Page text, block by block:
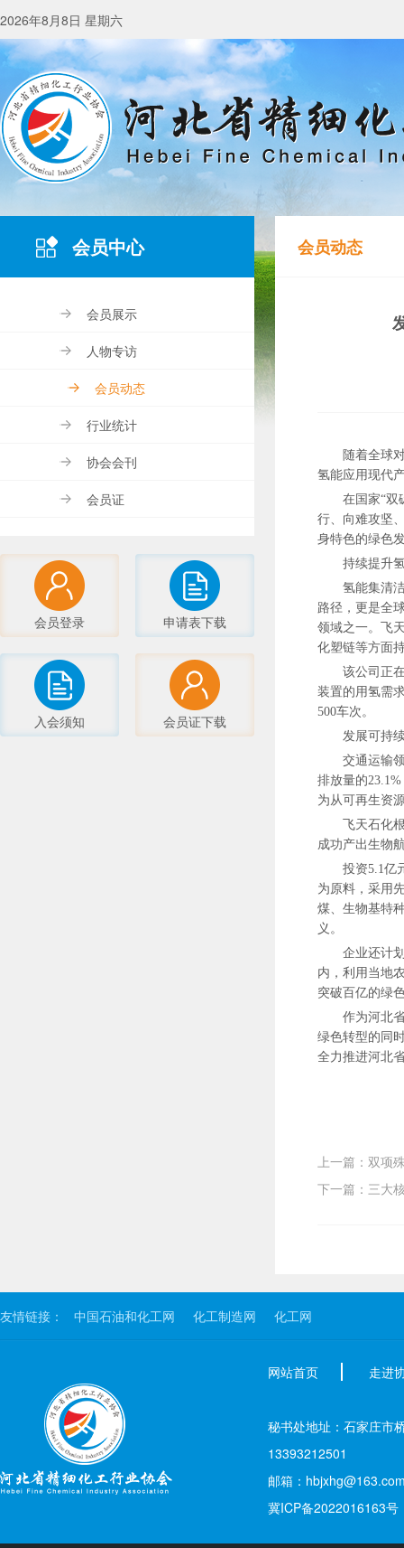
2026年8月8日 星期六
会员中心
会员展示
人物专访
会员动态
行业统计
协会会刊
会员证
会员登录 申请表下载
入会须知 会员证下载
会员动态
随着全球
氢能应用现代
在国家“双
行、向难攻坚
身特色的绿色
持续提升
氢能集清
路径，更是全
领域之一。飞
化塑链等方面
该公司正
装置的用氢需
500车次。
发展可持
交通运输
排放量的
为从可再生资
飞天石化
成功产出生物
投资5.1亿
为原料，采用
煤、生物基特
义。
企业还计
内，利用当地
突破百亿的绿
作为河北
绿色转型的同
全力推进河北
下一篇：三大
友情链接： 中国石油和化工网 化工制造网 化工网
网站首页 走进
秘书处地址：石家庄市
13393212501
邮箱：
冀ICP备2022016163号